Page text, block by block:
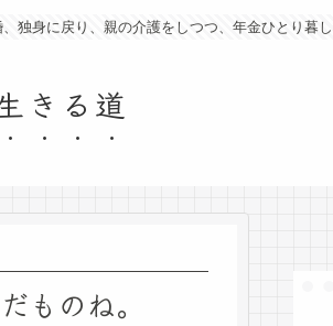
独身に戻り、親の介護をしつつ、年金ひとり暮
きる道
ものね。